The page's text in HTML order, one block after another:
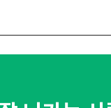
드릴게요!